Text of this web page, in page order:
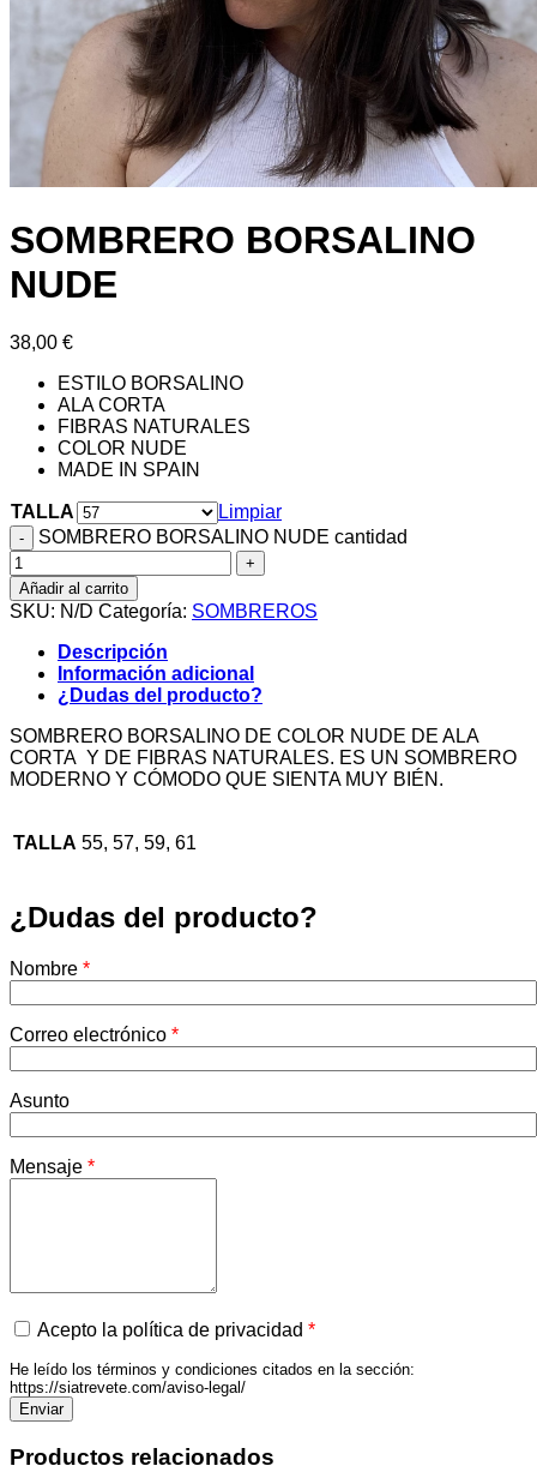
SOMBRERO BORSALINO
NUDE
38,00 €
ESTILO BORSALINO
ALA CORTA
FIBRAS NATURALES
COLOR NUDE
MADE IN SPAIN
TALLA
Limpiar
SOMBRERO BORSALINO NUDE cantidad
Añadir al carrito
SKU: N/D Categoría: SOMBREROS
Descripción
Información adicional
¿Dudas del producto?
SOMBRERO BORSALINO DE COLOR NUDE DE ALA
CORTA Y DE FIBRAS NATURALES. ES UN SOMBRERO
MODERNO Y CÓMODO QUE SIENTA MUY BIÉN.
TALLA 55, 57, 59, 61
¿Dudas del producto?
Nombre *
Correo electrónico *
Asunto
Mensaje *
Acepto la política de privacidad *
He leído los términos y condiciones citados en la sección:
https://siatrevete.com/aviso-legal/
Productos relacionados